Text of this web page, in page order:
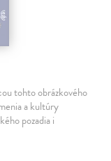
tohto obrázkového
a kultúry
pozadia i